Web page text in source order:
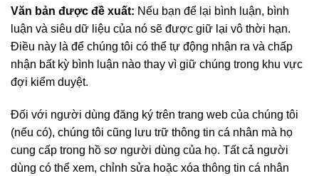
Văn bản được đề xuất: Nếu bạn để lại bình luận, bình
luận và siêu dữ liệu của nó sẽ được giữ lại vô thời hạn.
Điều này là để chúng tôi có thể tự động nhận ra và chấp
nhận bất kỳ bình luận nào thay vì giữ chúng trong khu vực
đợi kiểm duyệt.
Đối với người dùng đăng ký trên trang web của chúng tôi
(nếu có), chúng tôi cũng lưu trữ thông tin cá nhân mà họ
cung cấp trong hồ sơ người dùng của họ. Tất cả người
dùng có thể xem, chỉnh sửa hoặc xóa thông tin cá nhân